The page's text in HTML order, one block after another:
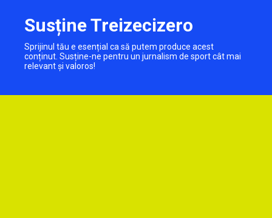
Susține Treizecizero
Sprijinul tău e esențial ca să putem produce acest
conținut. Susține-ne pentru un jurnalism de sport cât mai
relevant și valoros!